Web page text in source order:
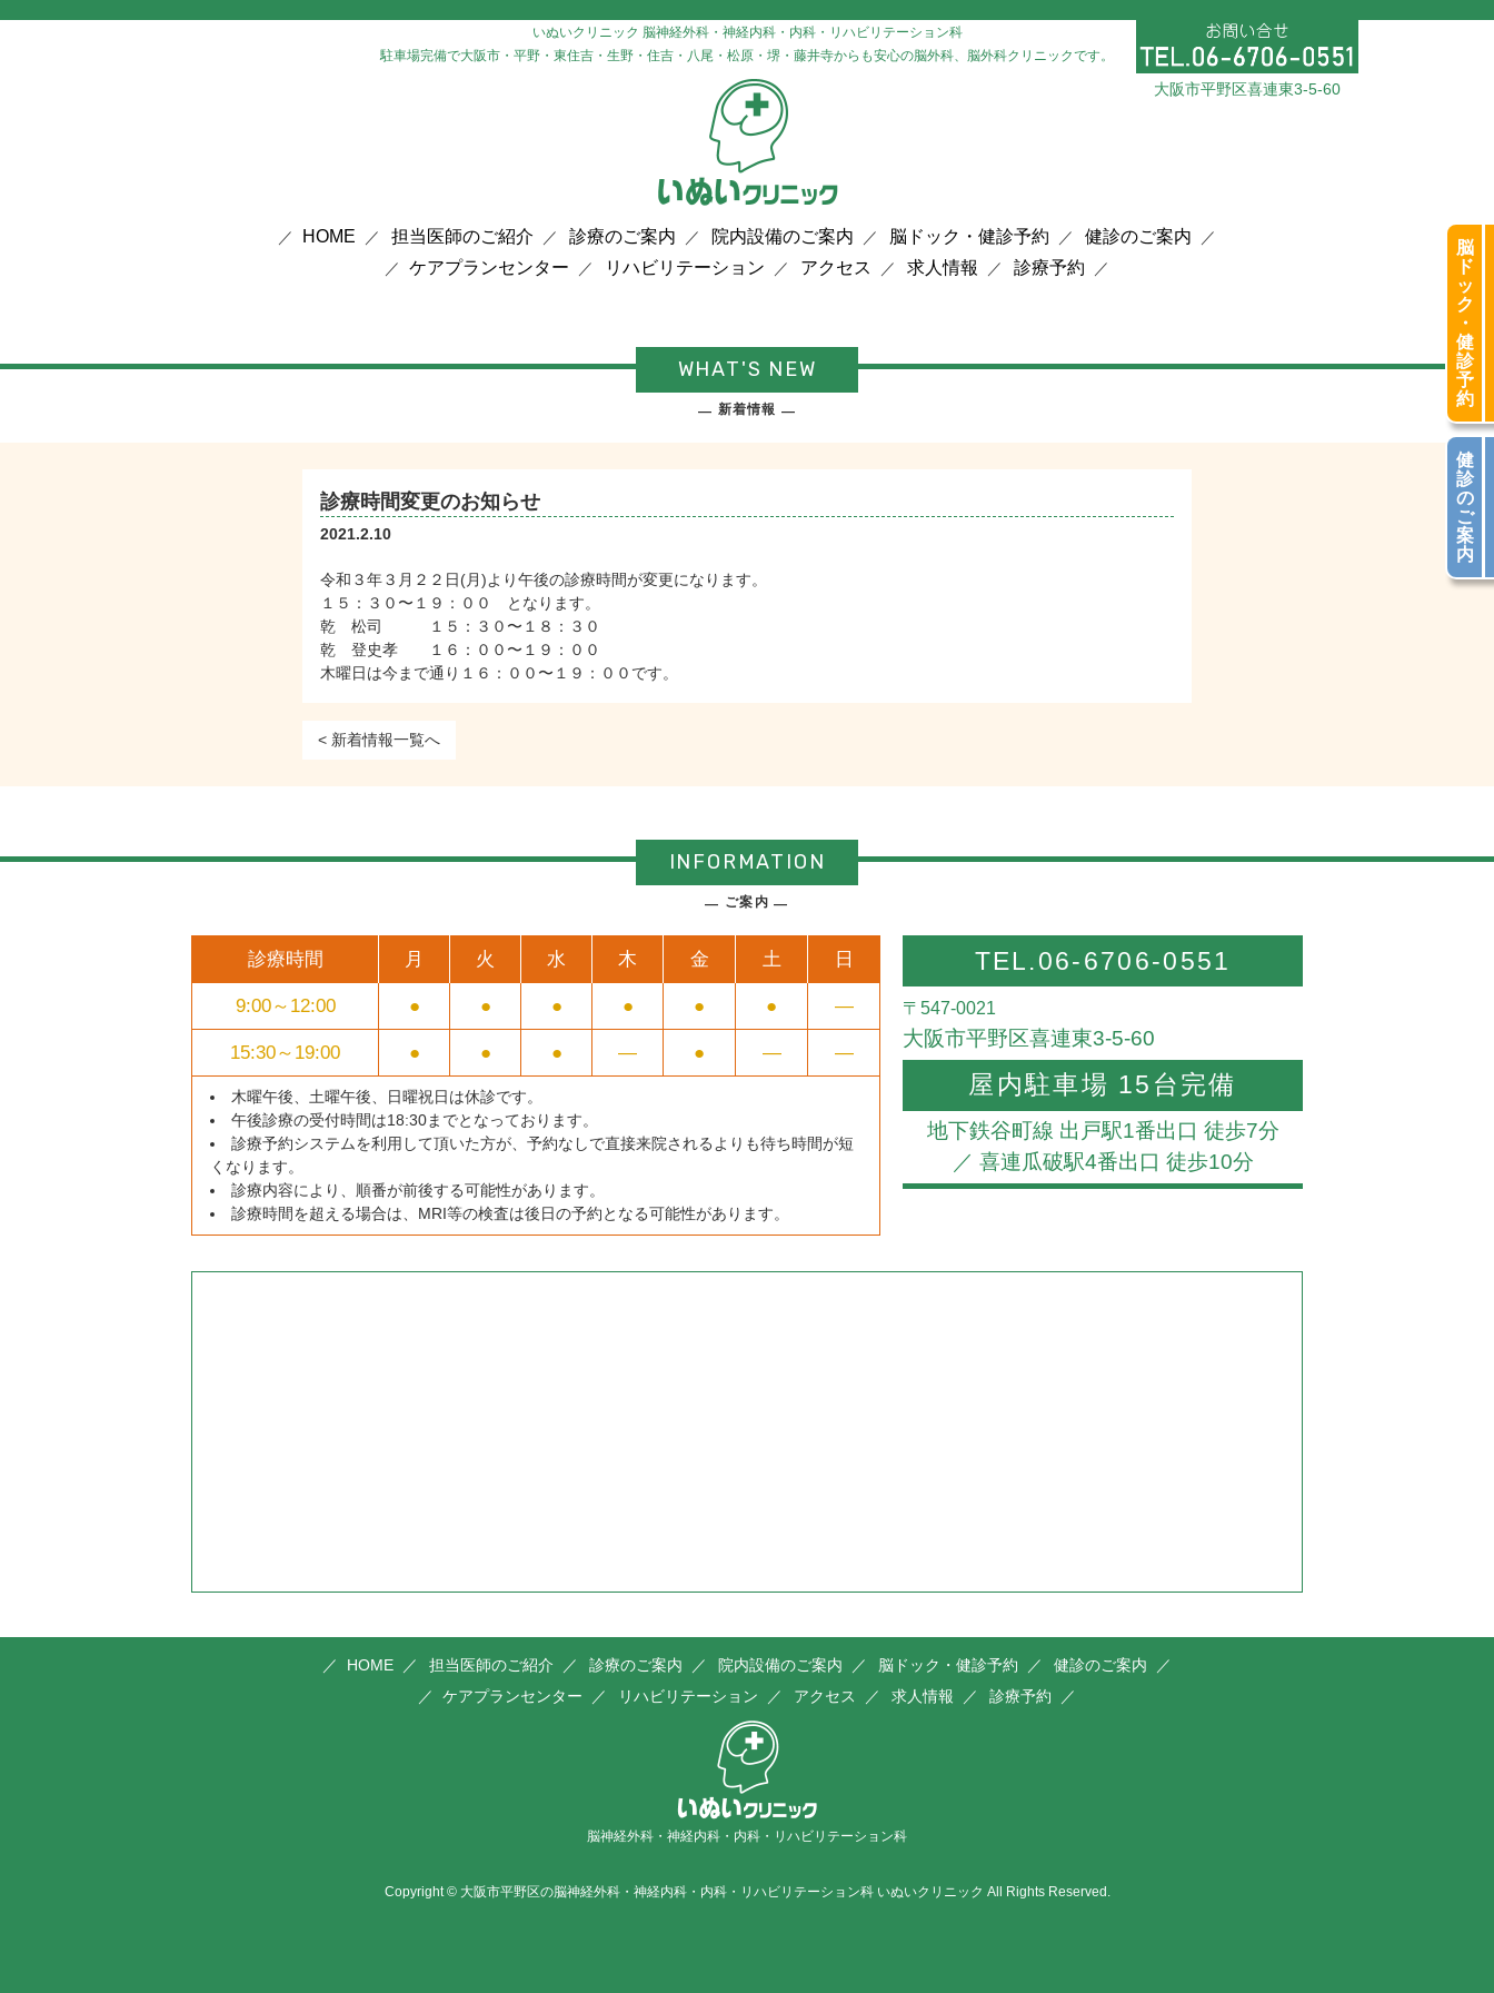
大阪市平野区喜連東3-5-60
いぬいクリニック 脳神経外科・神経内科・内科・リハビリテーション科
駐車場完備で大阪市・平野・東住吉・生野・住吉・八尾・松原・堺・藤井寺からも安心の脳外科、脳外科クリニックです。
HOME 担当医師のご紹介 診療のご案内 院内設備のご案内 脳ドック・健診予約
健診のご案内
ケアプランセンター
リハビリテーション アクセス 求人情報 診療予約
脳
ド
ッ
ク
・
健
診
予
約
健
診
の
ご
案
内
WHAT'S NEW
新着情報
診療時間変更のお知らせ
2021.2.10
令和３年３月２２日(月)より午後の診療時間が変更になります。
１５：３０〜１９：００ となります。
乾 松司 １５：３０〜１８：３０
乾 登史孝 １６：００〜１９：００
木曜日は今まで通り１６：００〜１９：００です。
< 新着情報一覧へ
INFORMATION
ご案内
診療時間 月 火 水 木 金 土 日
9:00～ 12:00 ● ● ● ● ● ● ―
15:30～ 19:00 ● ● ● ― ● ― ―
木曜午後、土曜午後、日曜祝日は休診です。
午後診療の受付時間は18:30までとなっております。
診療予約システムを利用して頂いた方が、予約なしで直接来院されるよりも待ち時間が短
くなります。
診療内容により、順番が前後する可能性があります。
診療時間を超える場合は、MRI等の検査は後日の予約となる可能性があります。
TEL.06-6706-0551
〒547-0021
大阪市平野区喜連東3-5-60
屋内駐車場 15台完備
地下鉄谷町線 出戸駅1番出口 徒歩7分
／ 喜連瓜破駅4番出口 徒歩10分
HOME 担当医師のご紹介 診療のご案内 院内設備のご案内 脳ドック・健診予約
健診のご案内
ケアプランセンター
リハビリテーション アクセス 求人情報 診療予約
脳神経外科・神経内科・内科・リハビリテーション科
Copyright © 大阪市平野区の脳神経外科・神経内科・内科・リハビリテーション科 いぬいクリニック All Rights Reserved.